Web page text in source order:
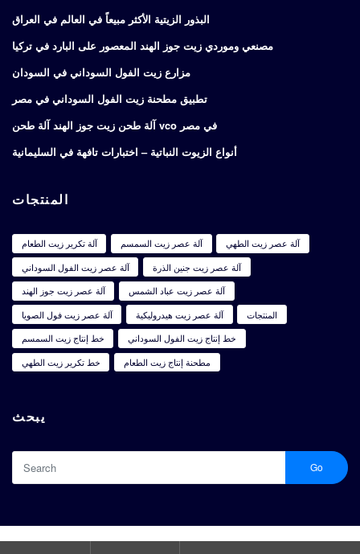
البذور الزيتية الأكثر مبيعاً في العالم في العراق
مصنعي وموردي زيت جوز الهند المعصور على البارد في تركيا
مزارع زيت الفول السوداني في السودان
تطبيق مطحنة زيت الفول السوداني في مصر
آلة طحن زيت جوز الهند آلة طحن vco في مصر
أنواع الزيوت النباتية – اختبارات تافهة في السليمانية
المنتجات
آلة تكرير زيت الطعام آلة عصر زيت السمسم
آلة عصر زيت الطهي
آلة عصر زيت الفول السوداني
آلة عصر زيت جنين الذرة
آلة عصر زيت جوز الهند
آلة عصر زيت عباد الشمس
آلة عصر زيت فول الصويا
آلة عصر زيت هيدروليكية
المنتجات
خط إنتاج زيت السمسم
خط إنتاج زيت الفول السوداني
خط تكرير زيت الطهي
مطحنة إنتاج زيت الطعام
يبحث
Go